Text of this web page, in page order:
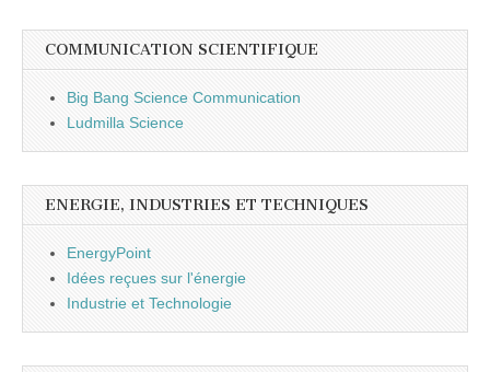
COMMUNICATION SCIENTIFIQUE
Big Bang Science Communication
Ludmilla Science
ENERGIE, INDUSTRIES ET TECHNIQUES
EnergyPoint
Idées reçues sur l'énergie
Industrie et Technologie